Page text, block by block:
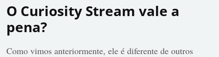
O Curiosity Stream vale a
pena?
Como vimos anteriormente, ele é diferente de outros